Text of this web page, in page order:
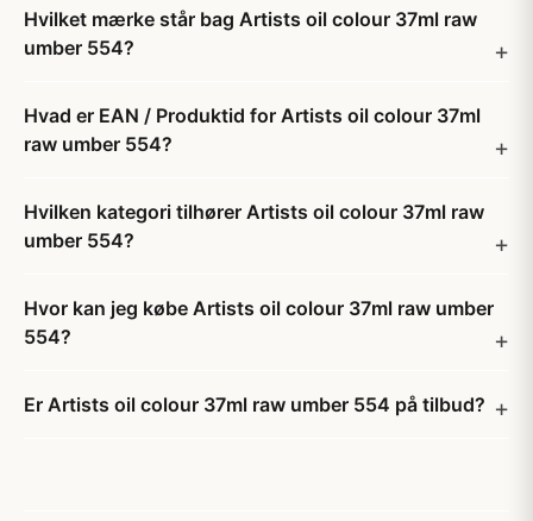
Hvilket mærke står bag Artists oil colour 37ml raw
umber 554?
Hvad er EAN / Produktid for Artists oil colour 37ml
raw umber 554?
Hvilken kategori tilhører Artists oil colour 37ml raw
umber 554?
Hvor kan jeg købe Artists oil colour 37ml raw umber
554?
Er Artists oil colour 37ml raw umber 554 på tilbud?